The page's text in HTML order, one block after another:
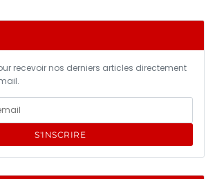
recevoir nos derniers articles directement
S'INSCRIRE